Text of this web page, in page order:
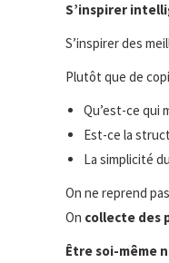
S’inspirer
S’inspirer des
Plutôt que de
Qu’est-ce qui
Est-ce la
La simplicité
On ne reprend
On collecte des
Être soi-même